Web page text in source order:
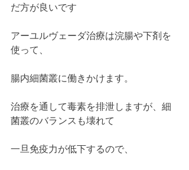
だ方が良いです
アーユルヴェーダ治療は浣腸や下剤を
使って、
腸内細菌叢に働きかけます。
治療を通して毒素を排泄しますが、細
菌叢のバランスも壊れて
一旦免疫力が低下するので、